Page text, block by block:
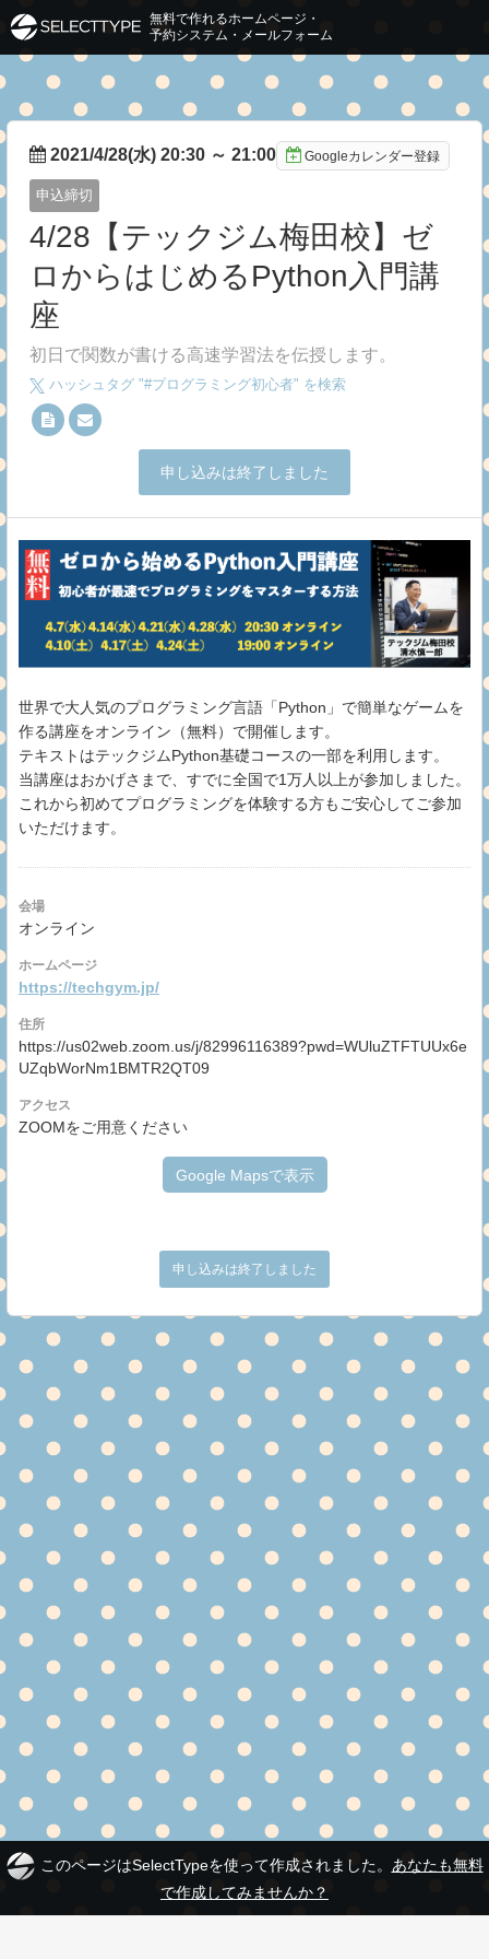
2021/4/28(水) 20:30 ～ 21:00 Googleカレンダー登録
申込締切
4/28【テックジム梅田校】ゼ
ロからはじめるPython入門講
座
初日で関数が書ける高速学習法を伝授します。
ハッシュタグ "#プログラミング初心者" を検索
申し込みは終了しました
世界で大人気のプログラミング言語「Python」で簡単なゲームを
作る講座をオンライン（無料）で開催します。
テキストはテックジムPython基礎コースの一部を利用します。
当講座はおかげさまで、すでに全国で1万人以上が参加しました。
これから初めてプログラミングを体験する方もご安心してご参加
いただけます。
会場
オンライン
ホームページ
https://techgym.jp/
住所
https://us02web.zoom.us/j/82996116389?pwd=WUluZTFTUUx6e
UZqbWorNm1BMTR2QT09
アクセス
ZOOMをご用意ください
Google Mapsで表示
申し込みは終了しました
無料で作れるホームページ・
予約システム・メールフォーム
このページはSelectTypeを使って作成されました。 あなたも無料
で作成してみませんか？